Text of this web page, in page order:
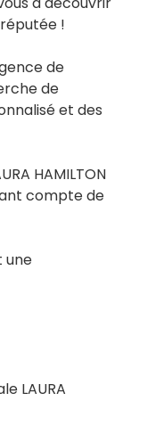
!
de
de
et des
HAMILTON
compte de
une
LAURA